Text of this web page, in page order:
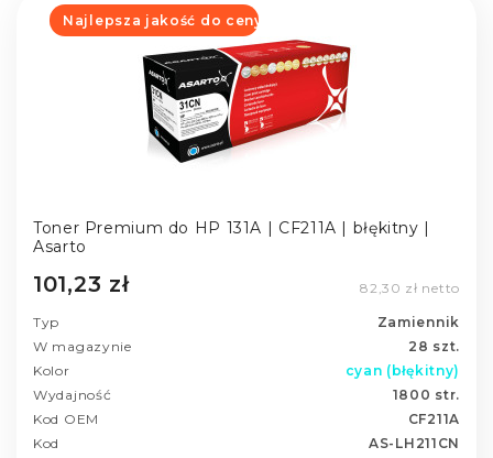
Najlepsza jakość do ceny
Toner Premium do HP 131A | CF211A | błękitny |
Asarto
101,23 zł 82,30 zł netto
Typ
Zamiennik
W magazynie
28 szt.
Kolor
cyan (błękitny)
Wydajność
1800 str.
Kod OEM
CF211A
Kod
AS-LH211CN